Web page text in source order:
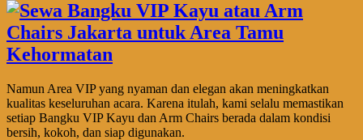
Namun Area VIP yang nyaman dan elegan akan meningkatkan
kualitas keseluruhan acara. Karena itulah, kami selalu memastikan
setiap Bangku VIP Kayu dan Arm Chairs berada dalam kondisi
bersih, kokoh, dan siap digunakan.